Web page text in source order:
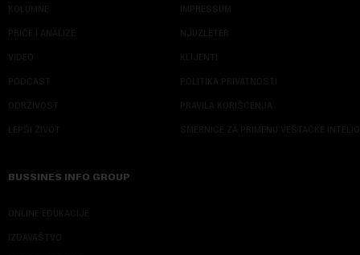
KOLUMNE
PRIČE I ANALIZE
VIDEO
PODCAST
ODRŽIVOST
LEPŠI ŽIVOT
IMPRESSUM
NJUZLETER
KLIJENTI
POLITIKA PRIVATNOSTI
PRAVILA KORIŠĆENJA
SMERNICE ZA PRIMENU VEŠTAČKE
BUSSINES INFO GROUP
ONLINE EDUKACIJE
IZDAVAŠTVO